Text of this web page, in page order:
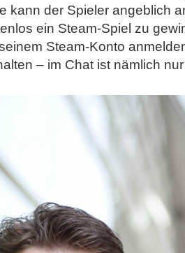
kann der Spieler angeblich
ein Steam-Spiel zu
Steam-Konto
– im Chat ist nämlich